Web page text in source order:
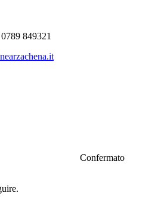
849321
Confermato